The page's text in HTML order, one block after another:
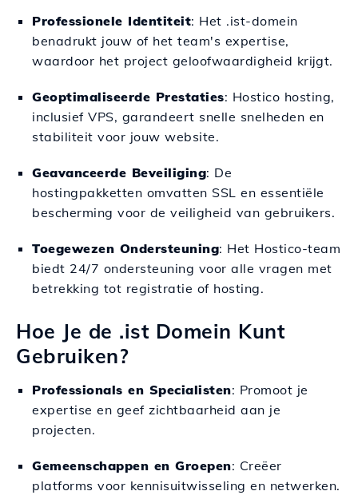
Professionele Identiteit: Het .ist-domein
benadrukt jouw of het team's expertise,
waardoor het project geloofwaardigheid krijgt.
Geoptimaliseerde Prestaties: Hostico hosting,
inclusief VPS, garandeert snelle snelheden en
stabiliteit voor jouw website.
Geavanceerde Beveiliging: De
hostingpakketten omvatten SSL en essentiële
bescherming voor de veiligheid van gebruikers.
Toegewezen Ondersteuning: Het Hostico-team
biedt 24/7 ondersteuning voor alle vragen met
betrekking tot registratie of hosting.
Hoe Je de .ist Domein Kunt
Gebruiken?
Professionals en Specialisten: Promoot je
expertise en geef zichtbaarheid aan je
projecten.
Gemeenschappen en Groepen: Creëer
platforms voor kennisuitwisseling en netwerken.